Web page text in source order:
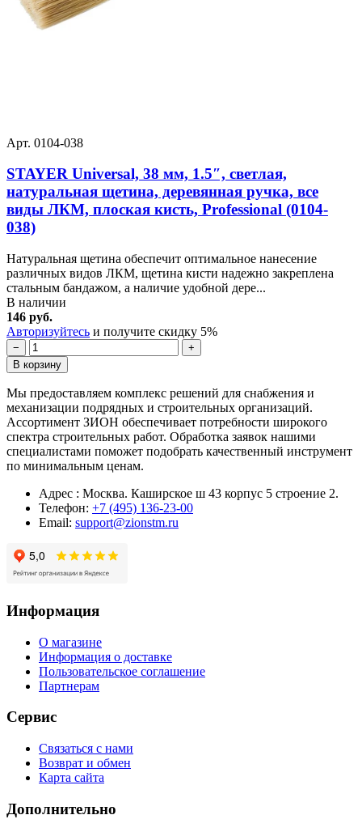
Арт. 0104-038
STAYER Universal, 38 мм, 1.5″, светлая,
натуральная щетина, деревянная ручка, все
виды ЛКМ, плоская кисть, Professional (0104-
038)
Натуральная щетина обеспечит оптимальное нанесение
различных видов ЛКМ, щетина кисти надежно закреплена
стальным бандажом, а наличие удобной дере...
В наличии
146 руб.
Авторизуйтесь и получите скидку 5%
−
+
В корзину
Мы предоставляем комплекс решений для снабжения и
механизации подрядных и строительных организаций.
Ассортимент ЗИОН обеспечивает потребности широкого
спектра строительных работ. Обработка заявок нашими
специалистами поможет подобрать качественный инструмент
по минимальным ценам.
Адрес : Москва. Каширское ш 43 корпус 5 строение 2.
Телефон: +7 (495) 136-23-00
Email: support@zionstm.ru
Информация
О магазине
Информация о доставке
Пользовательское соглашение
Партнерам
Сервис
Связаться с нами
Возврат и обмен
Карта сайта
Дополнительно